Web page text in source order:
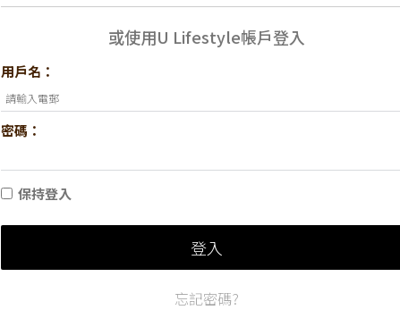
或使用U Lifestyle帳戶登入
用戶名：
密碼：
保持登入
登入
忘記密碼?